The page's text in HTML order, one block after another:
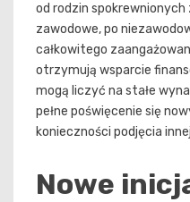
od rodzin
zawodowe, po
całkowitego
otrzymują wsparcie
mogą liczyć na stałe
pełne poświęcenie się
konieczności podjęcia
Nowe